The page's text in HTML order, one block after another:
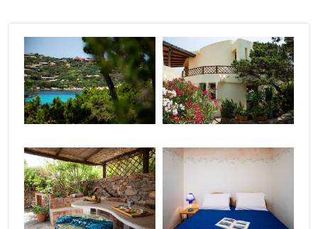
Bagni
minimi
1
2